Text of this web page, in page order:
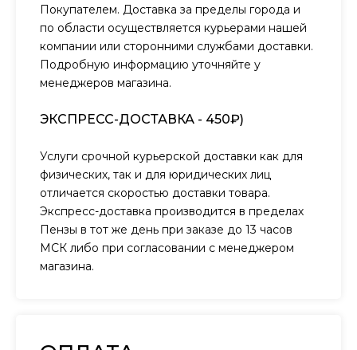
Покупателем. Доставка за пределы города и
по области осуществляется курьерами нашей
компании или сторонними службами доставки.
Подробную информацию уточняйте у
менеджеров магазина.
ЭКСПРЕСС-ДОСТАВКА - 450₽)
Услуги срочной курьерской доставки как для
физических, так и для юридических лиц
отличается скоростью доставки товара.
Экспресс-доставка производится в пределах
Пензы в тот же день при заказе до 13 часов
МСК либо при согласовании с менеджером
магазина.